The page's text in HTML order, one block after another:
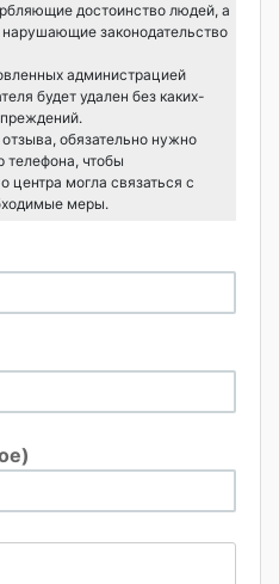
достоинство людей, а
законодательство
администрацией
будет удален без каких-
обязательно нужно
телефона, чтобы
центра могла связаться с
меры.